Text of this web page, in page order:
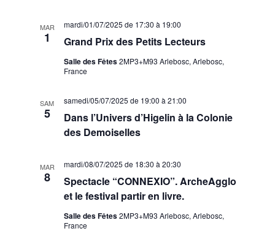
MAR
1 Grand Prix des Petits Lecteurs
mardi/01/07/2025 de 17:30 à 19:00
Salle des Fêtes2MP3+M93 Arlebosc, Arlebosc,
France
SAM
5
Dans l’Univers d’Higelin à la Colonie
des Demoiselles
samedi/05/07/2025 de 19:00 à 21:00
MAR
8
Spectacle “CONNEXIO”. ArcheAgglo
et le festival partir en livre.
mardi/08/07/2025 de 18:30 à 20:30
Salle des Fêtes2MP3+M93 Arlebosc, Arlebosc,
France